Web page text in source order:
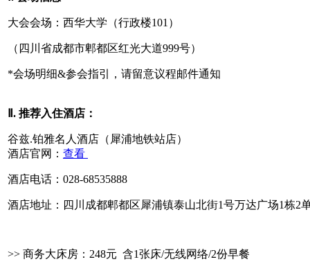
大会会场：西华大学（行政楼101）
（四川省成都市郫都区红光大道999号）
*会场明细&参会指引，请留意议程邮件通知
Ⅱ. 推荐入住酒店：
谷兹.铂雅名人酒店（犀浦地铁站店）
酒店官网： 查看
酒店电话：028-68535888
酒店地址：四川成都郫都区犀浦镇泰山北街1号万达广场1栋2
>> 商务大床房：248元 含1张床/无线网络/2份早餐